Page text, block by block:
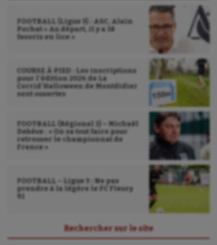
FOOTBALL (Ligue 3) : ASC, Alain
Pochat « Au départ, il y a 18
favoris en lice »
COURSE À PIED : Les inscriptions
pour l’édition 2026 de La
Corrid’Halloween de Montdidier
sont ouvertes
FOOTBALL (Régional 1) – Michaël
Debève : « On va tout faire pour
retrouver le championnat de
France »
FOOTBALL – Ligue 3 : Ne pas
prendre à la légère le FC Fleury
91
Rechercher sur le site